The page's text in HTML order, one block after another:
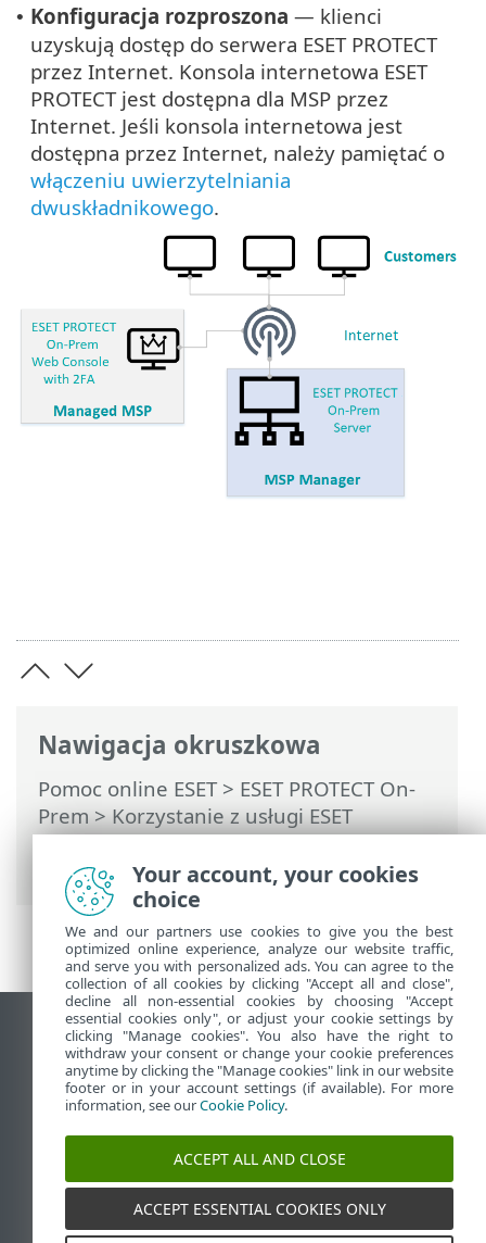
Nawigacja okruszkowa
Pomoc online ESET> ESET PROTECT On-
Prem>Korzystanie z usługi ESET
PROTECT On-Prem> ESET PROTECT On-
Prem dla dostawców usług zarządzanych
• Konfiguracja rozproszona — klienci
uzyskują dostęp do serwera ESET PROTECT
przez Internet. Konsola internetowa ESET
PROTECT jest dostępna dla MSP przez
Internet. Jeśli konsola internetowa jest
dostępna przez Internet, należy pamiętać o
włączeniu uwierzytelniania
dwuskładnikowego.
Wyświetl witrynę internetową dla
komputerów
End of Life
Baza wiedzy ESET
Forum ESET
ESET Status Portal
Pomoc regionalna
Your account, your cookies
choice
We and our partners use cookies to give you the best
optimized online experience, analyze our website traffic,
and serve you with personalized ads. You can agree to the
collection of all cookies by clicking "Accept all and close",
decline all non-essential cookies by choosing "Accept
essential cookies only", or adjust your cookie settings by
clicking "Manage cookies". You also have the right to
withdraw your consent or change your cookie preferences
anytime by clicking the "Manage cookies" link in our website
footer or in your account settings (if available). For more
information, see ourCookie Policy.
ACCEPT ALL AND CLOSE
ACCEPT ESSENTIAL COOKIES ONLY